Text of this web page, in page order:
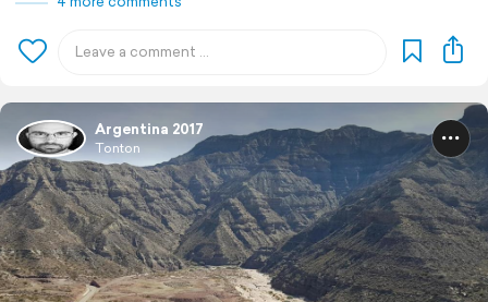
Argentina 2017
Tonton